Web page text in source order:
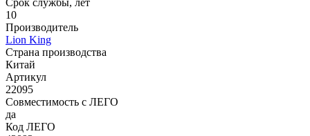
Срок службы, лет
10
Производитель
Lion King
Страна производства
Китай
Артикул
22095
Совместимость с ЛЕГО
да
Код ЛЕГО